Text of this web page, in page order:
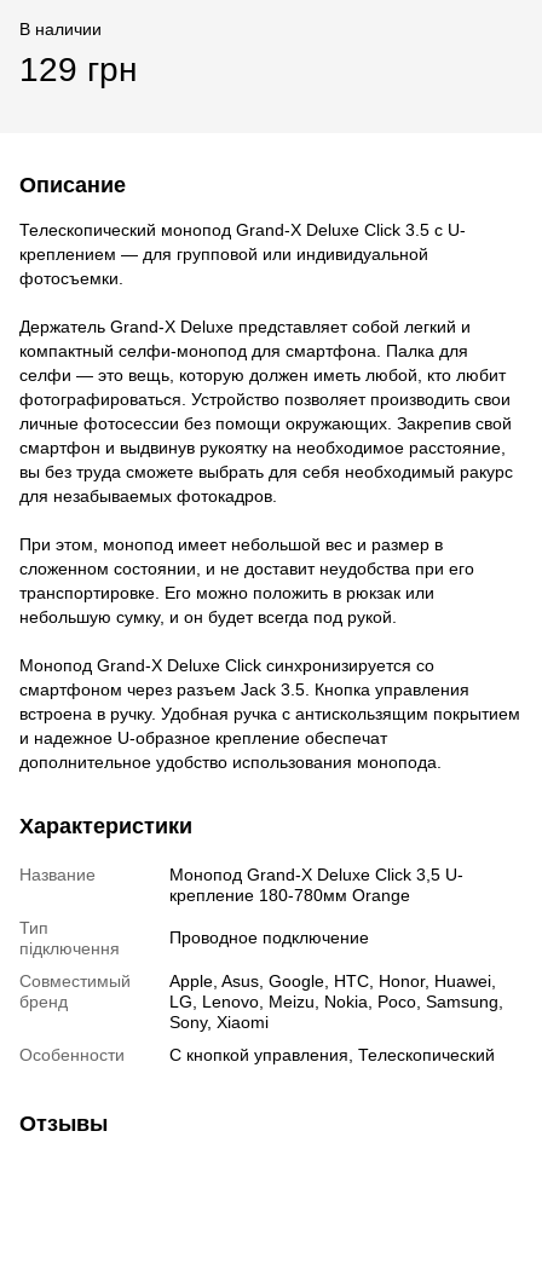
В наличии
129 грн
Описание
Телескопический монопод Grand-X Deluxe Click 3.5 с U-
креплением — для групповой или индивидуальной
фотосъемки.
Держатель Grand-X Deluxe представляет собой легкий и
компактный селфи-монопод для смартфона. Палка для
селфи — это вещь, которую должен иметь любой, кто любит
фотографироваться. Устройство позволяет производить свои
личные фотосессии без помощи окружающих. Закрепив свой
смартфон и выдвинув рукоятку на необходимое расстояние,
вы без труда сможете выбрать для себя необходимый ракурс
для незабываемых фотокадров.
При этом, монопод имеет небольшой вес и размер в
сложенном состоянии, и не доставит неудобства при его
транспортировке. Его можно положить в рюкзак или
небольшую сумку, и он будет всегда под рукой.
Монопод Grand-X Deluxe Click синхронизируется со
смартфоном через разъем Jack 3.5. Кнопка управления
встроена в ручку. Удобная ручка с антискользящим покрытием
и надежное U-образное крепление обеспечат
дополнительное удобство использования монопода.
Характеристики
Название
Монопод Grand-X Deluxe Click 3,5 U-
крепление 180-780мм Orange
Тип
підключення
Проводное подключение
Совместимый
бренд
Apple, Asus, Google, HTC, Honor, Huawei,
LG, Lenovo, Meizu, Nokia, Poco, Samsung,
Sony, Xiaomi
Особенности
С кнопкой управления, Телескопический
Отзывы